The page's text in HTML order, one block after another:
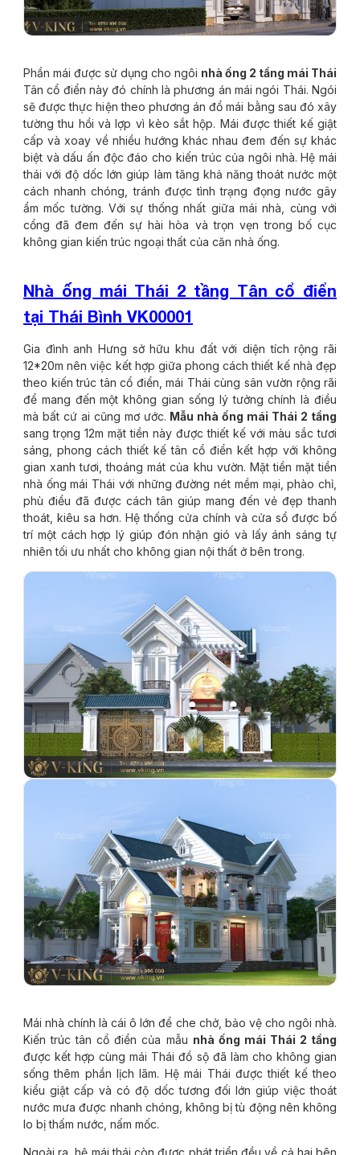
Phần mái được sử dụng cho ngôi nhà ống 2 tầng mái Thái
Tân cổ điển này đó chính là phương án mái ngói Thái. Ngói
sẽ được thực hiện theo phương án đổ mái bằng sau đó xây
tường thu hồi và lợp vì kèo sắt hộp. Mái được thiết kế giật
cấp và xoay về nhiều hướng khác nhau đem đến sự khác
biệt và dấu ấn độc đáo cho kiến trúc của ngôi nhà. Hệ mái
thái với độ dốc lớn giúp làm tăng khả năng thoát nước một
cách nhanh chóng, tránh được tình trạng đọng nước gây
ẩm mốc tường. Với sự thống nhất giữa mái nhà, cùng với
cổng đã đem đến sự hài hòa và trọn vẹn trong bố cục
không gian kiến trúc ngoại thất của căn nhà ống.
Nhà ống mái Thái 2 tầng Tân cổ điển
tại Thái Bình VK00001
Gia đình anh Hưng sở hữu khu đất với diện tích rộng rãi
12*20m nên việc kết hợp giữa phong cách thiết kế nhà đẹp
theo kiến trúc tân cổ điển, mái Thái cùng sân vườn rộng rãi
để mang đến một không gian sống lý tưởng chính là điều
mà bất cứ ai cũng mơ ước. Mẫu nhà ống mái Thái 2 tầng
sang trọng 12m mặt tiền này được thiết kế với màu sắc tươi
sáng, phong cách thiết kế tân cổ điển kết hợp với không
gian xanh tươi, thoáng mát của khu vườn. Mặt tiền mặt tiền
nhà ống mái Thái với những đường nét mềm mại, phào chỉ,
phù điều đã được cách tân giúp mang đến vẻ đẹp thanh
thoát, kiêu sa hơn. Hệ thống cửa chính và cửa sổ được bố
trí một cách hợp lý giúp đón nhận gió và lấy ánh sáng tự
nhiên tối ưu nhất cho không gian nội thất ở bên trong.
Mái nhà chính là cái ô lớn để che chở, bảo vệ cho ngôi nhà.
Kiến trúc tân cổ điển của mẫu nhà ống mái Thái 2 tầng
được kết hợp cùng mái Thái đồ sộ đã làm cho không gian
sống thêm phần lịch lãm. Hệ mái Thái được thiết kế theo
kiểu giật cấp và có độ dốc tương đối lớn giúp việc thoát
nước mưa được nhanh chóng, không bị tù động nên không
lo bị thấm nước, nấm mốc.
Ngoài ra, hệ mái thái còn được phát triển đều về cả hai bên